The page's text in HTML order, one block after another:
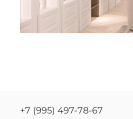
+7 (995) 497-78-67